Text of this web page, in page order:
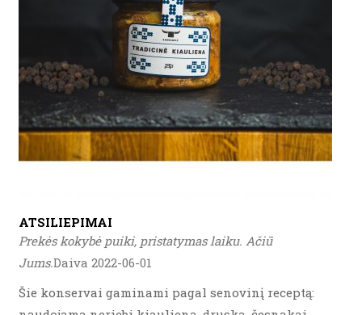
ATSILIEPIMAI
Prekės kokybė puiki, pristatymas laiku. Ačiū
Jums.Daiva 2022-06-01
Šie konservai gaminami pagal senovinį receptą: